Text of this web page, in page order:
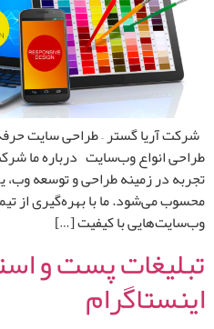
طراحی انواع وب‌سایت درباره ما
تجربه در زمینه طراحی و توسعه وب،
محسوب می‌شود. ما با بهره‌گیری از
وب‌سایت‌هایی با کیفیت […]
تبلیغات پست و
اینستاگرام